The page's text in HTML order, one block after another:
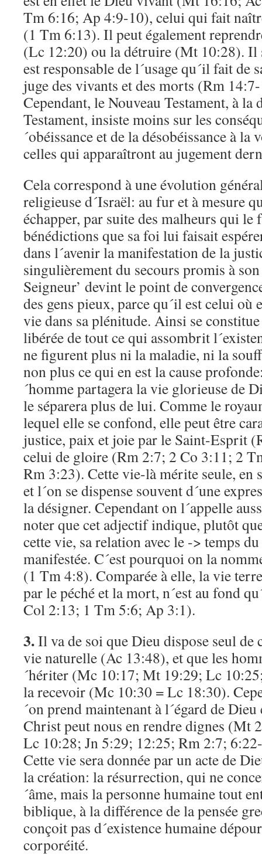
Tm 6:16; Ap 4:9-10), celui qui fait
(1 Tm 6:13). Il peut également
(Lc 12:20) ou la détruire (Mt 10:28). Il
est responsable de l´usage qu´il fait de
juge des vivants et des morts (Rm
Cependant, le Nouveau Testament, à la
Testament, insiste moins sur les
´obéissance et de la désobéissance à
celles qui apparaîtront au jugement
Cela correspond à une évolution
religieuse d´Israël: au fur et à mesure
échapper, par suite des malheurs qui le
bénédictions que sa foi lui faisait
dans l´avenir la manifestation de la
singulièrement du secours promis à
Seigneur’ devint le point de
des gens pieux, parce qu´il est celui où
vie dans sa plénitude. Ainsi se
libérée de tout ce qui assombrit
ne figurent plus ni la maladie, ni la
non plus ce qui en est la cause
´homme partagera la vie glorieuse de
le séparera plus de lui. Comme le
lequel elle se confond, elle peut être
justice, paix et joie par le Saint-Esprit
celui de gloire (Rm 2:7; 2 Co 3:11; 2
Rm 3:23). Cette vie-là mérite seule, en
et l´on se dispense souvent d´une
la désigner. Cependant on l´appelle
noter que cet adjectif indique, plutôt
cette vie, sa relation avec le -> temps
manifestée. C´est pourquoi on la
(1 Tm 4:8). Comparée à elle, la vie
par le péché et la mort, n´est au fond
Col 2:13; 1 Tm 5:6; Ap 3:1).
3.Il va de soi que Dieu dispose seul de
vie naturelle (Ac 13:48), et que les
´hériter (Mc 10:17; Mt 19:29; Lc
la recevoir (Mc 10:30 = Lc 18:30).
´on prend maintenant à l´égard de
Christ peut nous en rendre dignes (Mt
Lc 10:28; Jn 5:29; 12:25; Rm 2:7;
Cette vie sera donnée par un acte de
la création: la résurrection, qui ne
´âme, mais la personne humaine tout
biblique, à la différence de la pensée
conçoit pas d´existence humaine
corporéité.